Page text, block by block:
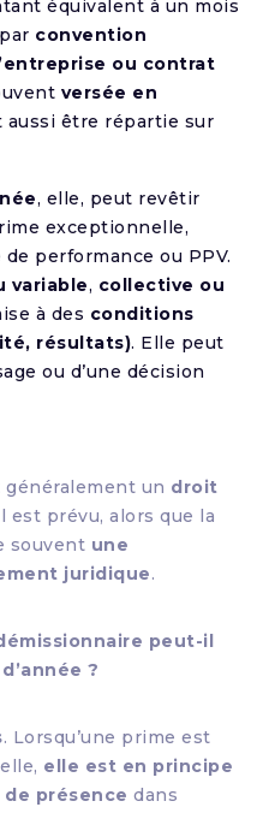
équivalent à un mois
convention
ou contrat
versée en
aussi être répartie sur
, elle, peut revêtir
exceptionnelle,
performance ou PPV.
variable, collective ou
à des conditions
résultats). Elle peut
ou d’une décision
généralement un droit
est prévu, alors que la
souvent une
juridique.
peut-il
?
. Lorsqu’une prime est
elle est en principe
présence dans